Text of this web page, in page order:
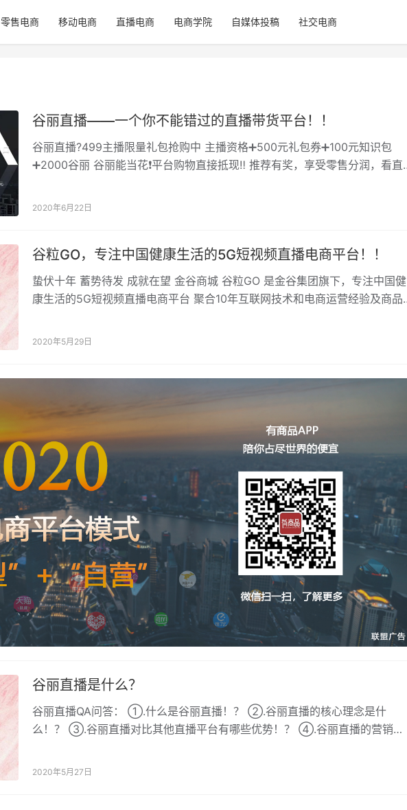
零售电商 移动电商 直播电商 电商学院 自媒体投稿 社交电商
谷丽直播——一个你不能错过的直播带货平台！！
谷丽直播?️499主播限量礼包抢购中 主播资格➕500元礼包券➕100元知识包
➕2000谷丽 谷丽能当花❗️平台购物直接抵现‼️ 推荐有奖，享受零售分润，看直
2020年6月22日
谷粒GO，专注中国健康生活的5G短视频直播电商平台！！
蛰伏十年 蓄势待发 成就在望 金谷商城 谷粒GO 是金谷集团旗下，专注中国健
康生活的5G短视频直播电商平台 聚合10年互联网技术和电商运营经验及商品
2020年5月29日
谷丽直播是什么？
谷丽直播QA问答： ①.什么是谷丽直播！？ ②.谷丽直播的核心理念是什
么！？ ③.谷丽直播对比其他直播平台有哪些优势！？ ④.谷丽直播的营销模
2020年5月27日